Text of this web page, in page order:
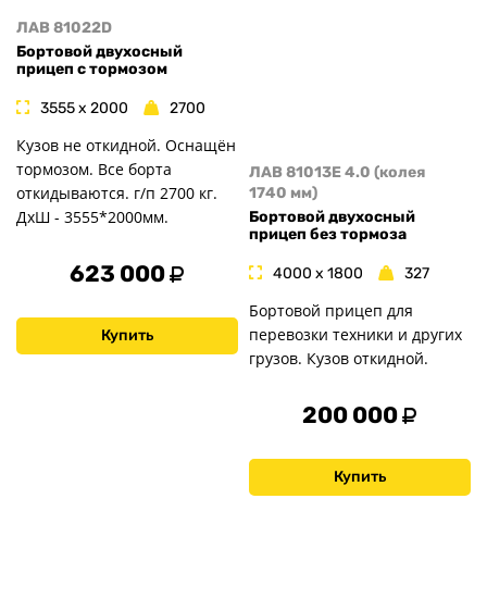
ЛАВ 81022D
Бортовой двухосный
прицеп с тормозом
3555 x 2000 2700
Кузов не откидной. Оснащён
тормозом. Все борта
откидываются. г/п 2700 кг.
ДxШ - 3555*2000мм.
623 000
Купить
ЛАВ 81013E 4.0 (колея
1740 мм)
Бортовой двухосный
прицеп без тормоза
4000 x 1800 327
Бортовой прицеп для
перевозки техники и других
грузов. Кузов откидной.
200 000
Купить